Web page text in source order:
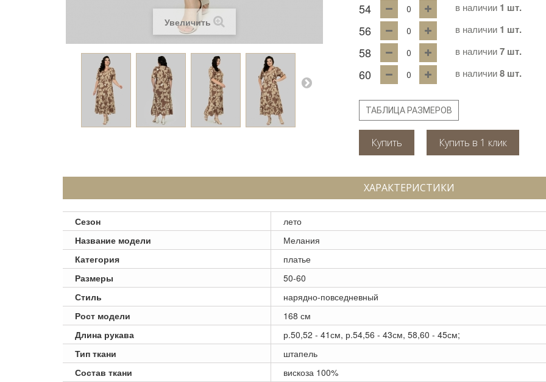
Увеличить
54 в наличии 1 шт.
56 в наличии 1 шт.
58 в наличии 7 шт.
60 в наличии 8 шт.
ТАБЛИЦА РАЗМЕРОВ
Купить
ХАРАКТЕРИСТИКИ
Сезон
лето
Название модели
Мелания
Категория
платье
Размеры
50-60
Стиль
нарядно-повседневный
Рост модели
168 см
Длина рукава
р.50,52 - 41см, р.54,56 - 43см, 58,60 - 45см;
Тип ткани
штапель
Состав ткани
вискоза 100%